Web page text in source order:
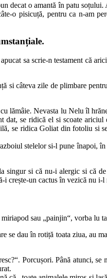
decat o amantă în patu
o pisicuță, pentru ca n-am
sa scrie-n testament că
si câteva zile de plimbare
lămâie. Nevasta lu Nelu îl
dat, se ridică el si scoate
se ridica Goliat din fotoliu si
stelelor si-l pune înapoi,
singur si că nu-i alergic si că
crește-un cactus în vezică nu i-l
sau „painjin“, vorba lu
se dau în rotiță toata ziua, au
Porcușori. Până atunci, se